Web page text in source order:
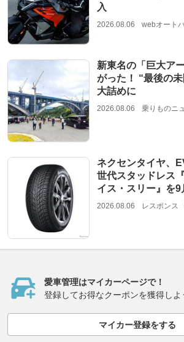
入
2026.08.06 webオート
新東名の「巨大ア
がった！ “最後の
大詰めに
2026.08.06 乗りものニ
ネクセンタイヤ、
世代スタッドレス
イス・スリー』を9
2026.08.06 レスポンス
愛車管理はマイカーページで！
登録してお得なクーポンを獲得しよ
マイカー登録をする